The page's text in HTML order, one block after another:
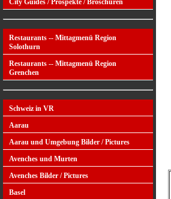
City Guides / Prospekte / Broschüren
Restaurants -- Mittagmenü Region
Solothurn
Restaurants -- Mittagmenü Region
Grenchen
Schweiz in VR
Aarau
Aarau und Umgebung Bilder / Pictures
Avenches und Murten
Avenches Bilder / Pictures
Basel